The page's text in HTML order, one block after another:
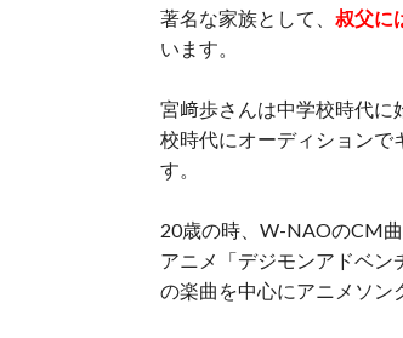
著名な家族として、 叔父に
います。
宮﨑歩さんは中学校時代に
校時代にオーディションで
す。
20歳の時、W-NAOのCM
アニメ「デジモンアドベン
の楽曲を中心にアニメソン